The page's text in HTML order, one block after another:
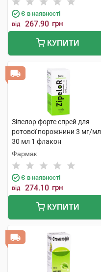
Є в наявності
від 267.90 грн
КУПИТИ
Зіпелор форте спрей для
ротової порожнини 3 мг/мл
30 мл 1 флакон
Фармак
Є в наявності
від 274.10 грн
КУПИТИ